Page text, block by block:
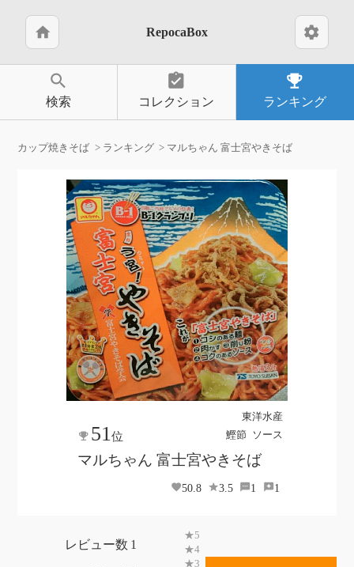
home RepocaBox settings
search
検索
assignment_turned_in
コレクション
emoji_events
ランキング
カップ焼きそば ランキング マルちゃん 富士宮やきそば
東洋水産
鰹節
ソース
51位
マルちゃん 富士宮やきそば
50.8 3.5 1 1
1